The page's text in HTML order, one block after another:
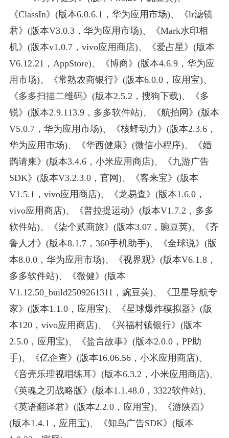
《ClassIn》(版本6.0.6.1，华为应用市场)、《lr滤镜
君》(版本V3.0.3，华为应用市场)、《Mark水印相
机》(版本v1.0.7，vivo应用商店)、《爱占星》(版本
V6.12.21，AppStore)、《博商》(版本4.6.9，华为应
用市场)、《常熟农商银行》(版本6.0.0，应用宝)、
《多多扫描二维码》(版本2.5.2，搜狗下载)、《多
锐》(版本2.9.113.9，多多软件站)、《航拍网》(版本
V5.0.7，华为应用市场)、《核蜂动力》(版本2.3.6，
华为应用市场)、《华西健康》(微信小程序)、《婚
鹊请柬》(版本3.4.6，小米应用商店)、《九游广告
SDK》(版本V3.2.3.0，官网)、《客来宝》(版本
V1.5.1，vivo应用商店)、《龙易查》(版本1.6.0，
vivo应用商店)、《普拉提运动》(版本V1.7.2，多多
软件站)、《柒个贰商旅》(版本3.07，豌豆荚)、《齐
鲁人才》(版本8.1.7，360手机助手)、《全球说》(版
本8.0.0，华为应用市场)、《视界观》(版本V6.1.8，
多多软件站)、《微健》(版本
V1.12.50_build2509261311，豌豆荚)、《卫星导航专
家》(版本1.1.0，应用宝)、《星球爆炸模拟器》(版
本120，vivo应用商店)、《兴福村镇银行》(版本
2.5.0，应用宝)、《盐言故事》(版本2.0.0，PP助
手)、《亿企查》(版本16.06.56，小米应用商店)、
《音壳乐理视唱练耳》(版本6.3.2，小米应用商店)、
《英魂之刃战略版》(版本1.1.48.0，3322软件站)、
《英语翻译君》(版本2.2.0，应用宝)、《游陕西》
(版本1.4.1，应用宝)、《知鸟广告SDK》(版本